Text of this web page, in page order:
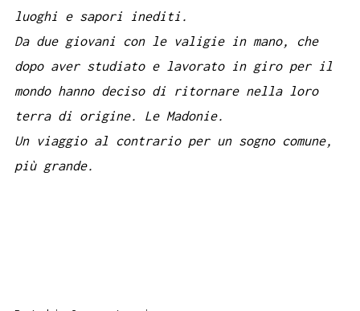
luoghi e sapori inediti.
Da due giovani con le valigie in mano, che
dopo aver studiato e lavorato in giro per il
mondo hanno deciso di ritornare nella loro
terra di origine. Le Madonie.
Un viaggio al contrario per un sogno comune,
più grande.